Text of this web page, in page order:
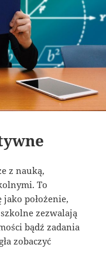
z nauką,
To
jako położenie,
zezwalają
bądź zadania
zobaczyć